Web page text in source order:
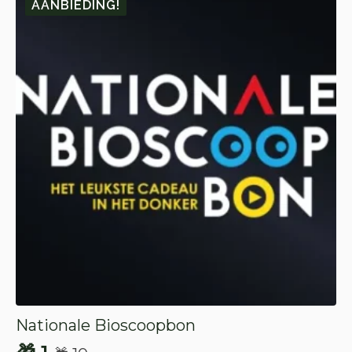
AANBIEDING!
Nationale Bioscoopbon